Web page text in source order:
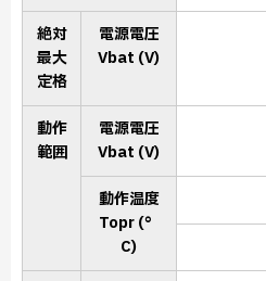
絶対
最大
定格
電源電圧
Vbat (V)
動作
範囲
電源電圧
Vbat (V)
動作温度
Topr (°
C)